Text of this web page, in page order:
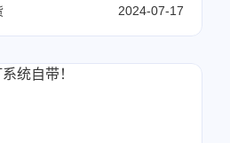
2024-07-17